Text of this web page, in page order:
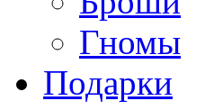
Гномы
Подарки